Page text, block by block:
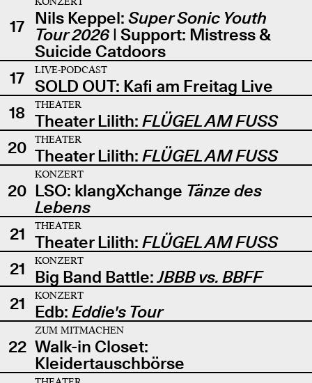
17 Nils Keppel: Super Sonic Youth
Tour 2026| Support: Mistress &
Suicide Catdoors
17
LIVE-PODCAST
SOLD OUT: Kafi am Freitag Live
18
THEATER
Theater Lilith: FLÜGEL AM FUSS
20
THEATER
Theater Lilith: FLÜGEL AM FUSS
20
KONZERT
LSO: klangXchange Tänze des
Lebens
21
THEATER
Theater Lilith: FLÜGEL AM FUSS
21
KONZERT
Big Band Battle:JBBB vs. BBFF
21
KONZERT
Edb: Eddie's Tour
22
ZUM MITMACHEN
Walk-in Closet:
Kleidertauschbörse